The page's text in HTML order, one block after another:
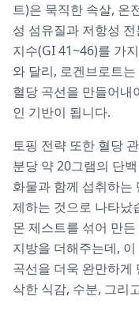
트)은 묵직한 속살, 온
성 섬유질과 저항성
지수(GI 41~46)를 가
와 달리, 로겐브로트
혈당 곡선을 만들어내
인 기반이 됩니다.
토핑 전략 또한 혈당
분당 약 20그램의 단
화물과 함께 섭취하는
제하는 것으로 나타났
몬 제스트를 섞어 만
지방을 더해주는데,
곡선을 더욱 완만하게
삭한 식감, 수분, 그리